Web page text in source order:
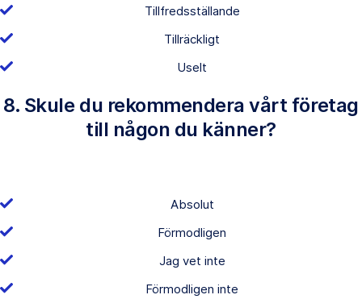
Tillfredsställande
Tillräckligt
Uselt
8. Skule du rekommendera vårt företag
till någon du känner?
Absolut
Förmodligen
Jag vet inte
Förmodligen inte